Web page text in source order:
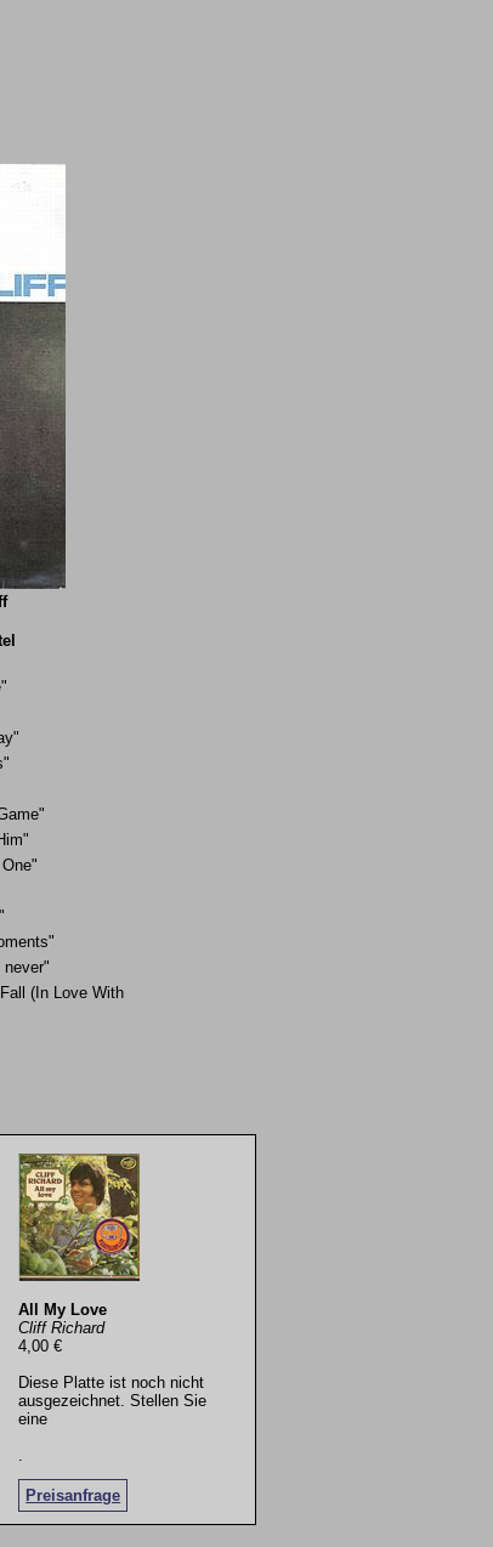
never"
(In Love With
All My Love
Cliff Richard
4,00 €
Diese Platte ist noch nicht
ausgezeichnet. Stellen Sie
eine
Preisanfrage